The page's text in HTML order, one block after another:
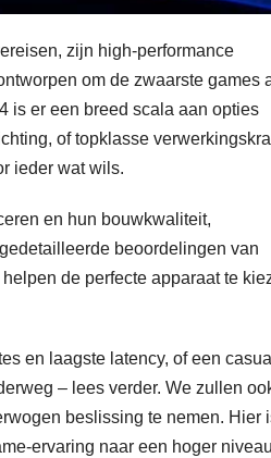
zijn high-performance
om de zwaarste games
is er een breed scala aan opties
of topklasse
ieder wat wils.
en hun bouwkwaliteit,
beoordelingen van
de perfecte apparaat te
en laagste latency, of een casual
– lees verder. We zullen
beslissing te nemen. Hier
ervaring naar een hoger